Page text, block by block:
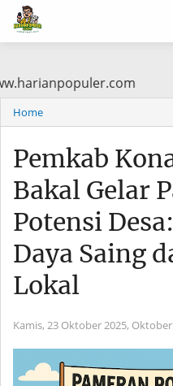
di
Home
Pemkab
Bakal Gelar
Potensi
Daya Saing
Lokal
Kamis, 23 Oktober 2025, Oktober